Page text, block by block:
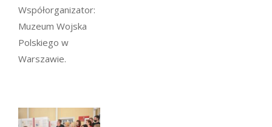
Współorganizator:
Muzeum Wojska
Polskiego w
Warszawie.